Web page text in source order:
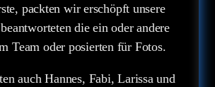
packten wir erschöpft unsere
die ein oder andere
Team oder posierten für Fotos.
auch Hannes, Fabi, Larissa und